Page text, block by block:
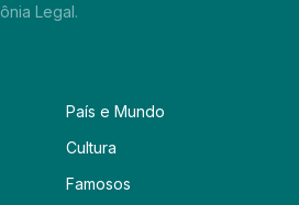
Legal.
País e Mundo
Cultura
Famosos